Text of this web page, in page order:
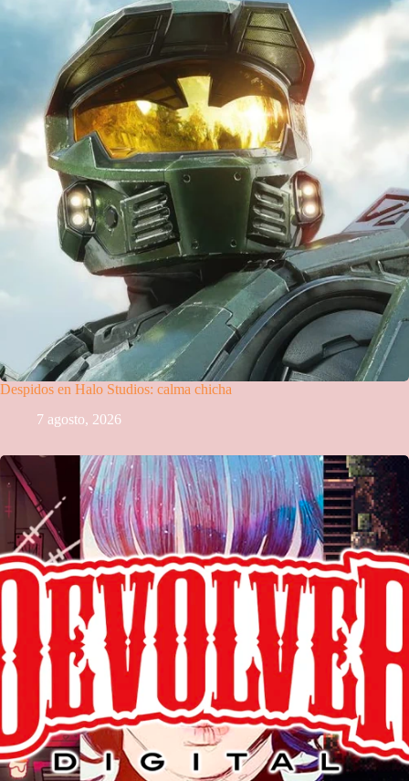
Despidos en Halo Studios: calma chicha
7 agosto, 2026